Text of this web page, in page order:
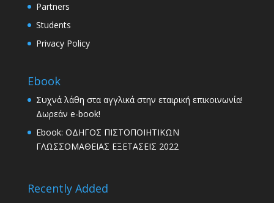
Partners
Students
Privacy Policy
Ebook
Συχνά λάθη στα αγγλικά στην εταιρική επικοινωνία!
Δωρεάν e-book!
Ebook: ΟΔΗΓΟΣ ΠΙΣΤΟΠΟΙΗΤΙΚΩΝ
ΓΛΩΣΣΟΜΑΘΕΙΑΣ ΕΞΕΤΑΣΕΙΣ 2022
Recently Added